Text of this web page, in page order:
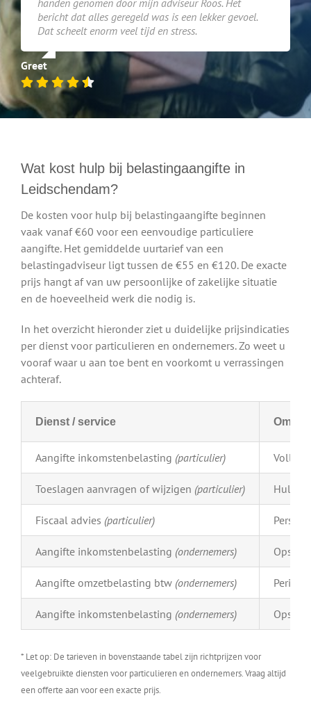
bericht dat alles geregeld was is een lekker gevoel.
Dat scheelt enorm veel tijd en stress.
Greet
Wat kost hulp bij belastingaangifte in
Leidschendam?
De kosten voor hulp bij belastingaangifte beginnen
vaak vanaf €60 voor een eenvoudige particuliere
aangifte. Het gemiddelde uurtarief van een
belastingadviseur ligt tussen de €55 en €120. De exacte
prijs hangt af van uw persoonlijke of zakelijke situatie
en de hoeveelheid werk die nodig is.
In het overzicht hieronder ziet u duidelijke prijsindicaties
per dienst voor particulieren en ondernemers. Zo weet u
vooraf waar u aan toe bent en voorkomt u verrassingen
achteraf.
Dienst / service
Aangifte inkomstenbelasting (particulier)
Toeslagen aanvragen of wijzigen (particulier) Hulp
Fiscaal advies (particulier)
Aangifte inkomstenbelasting (ondernemers)
Aangifte omzetbelasting btw (ondernemers)
Aangifte inkomstenbelasting (ondernemers)
* Let op: De tarieven in bovenstaande tabel zijn richtprijzen voor
veelgebruikte diensten voor particulieren en ondernemers. Vraag altijd
een offerte aan voor een exacte prijs.